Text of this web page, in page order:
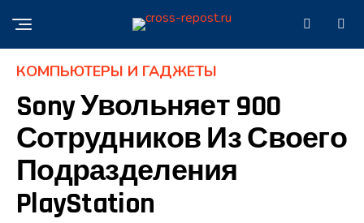
КОМПЬЮТЕРЫ И ГАДЖЕТЫ
Sony Увольняет 900
Сотрудников Из Своего
Подразделения
PlayStation